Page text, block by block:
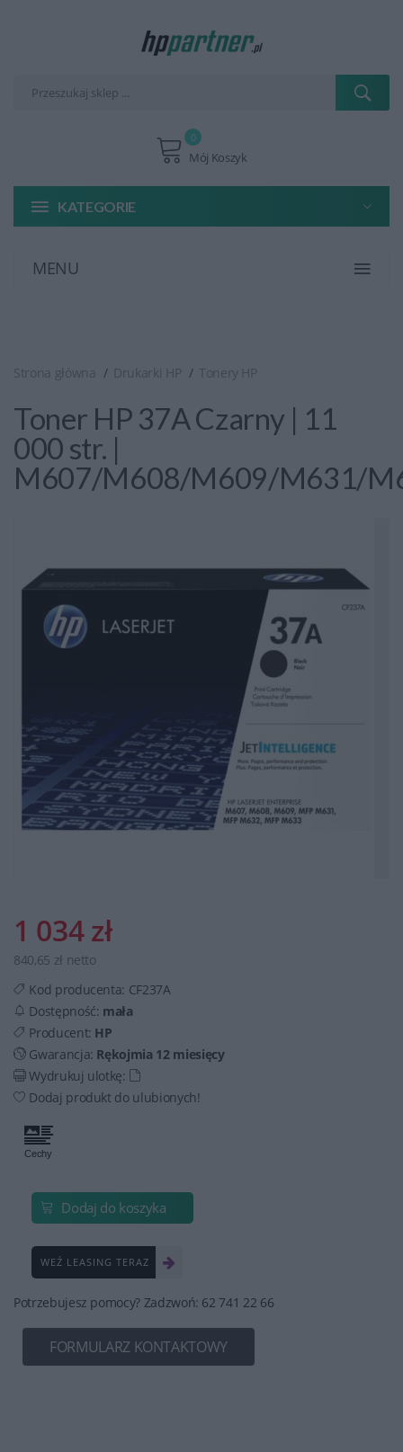
Mój Koszyk
0
KATEGORIE
MENU
Strona główna Drukarki HP Tonery HP
Toner HP 37A Czarny | 11
000 str. |
M607/M608/M609/M631/
1 034 zł
840,65 zł netto
Kod producenta: CF237A
Dostępność: mała
Producent: HP
Gwarancja: Rękojmia 12 miesięcy
Wydrukuj ulotkę:
Dodaj produkt do ulubionych!
Dodaj do koszyka
WEŹ LEASING TERAZ
Potrzebujesz pomocy? Zadzwoń: 62 741 22 66
FORMULARZ KONTAKTOWY